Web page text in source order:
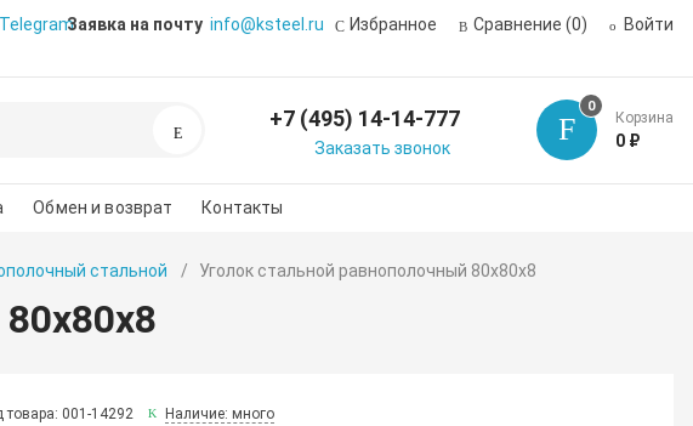
Заявка на почту info@ksteel.ru Избранное Сравнение (0) Войти
Поиск +7 (495) 14-14-777
Заказать звонок
0
Корзина
0 ₽
Обмен и возврат Контакты
стальной Уголок стальной равнополочный 80х80х8
товара: 001-14292 Наличие: много